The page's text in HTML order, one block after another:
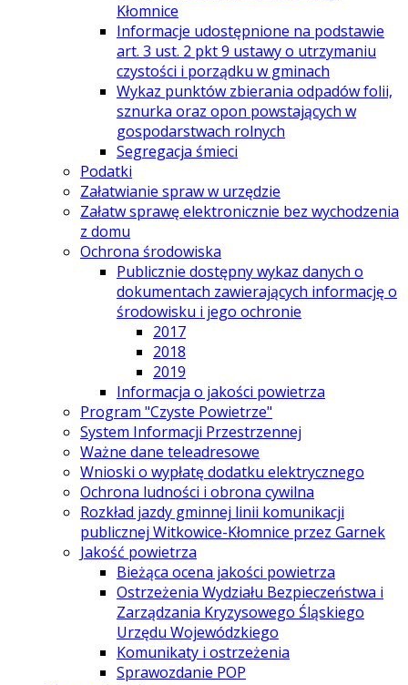
Kłomnice
Informacje udostępnione na podstawie
art. 3 ust. 2 pkt 9 ustawy o utrzymaniu
czystości i porządku w gminach
Wykaz punktów zbierania odpadów folii,
sznurka oraz opon powstających w
gospodarstwach rolnych
Segregacja śmieci
Podatki
Załatwianie spraw w urzędzie
Załatw sprawę elektronicznie bez wychodzenia
z domu
Ochrona środowiska
Publicznie dostępny wykaz danych o
dokumentach zawierających informację o
środowisku i jego ochronie
2017
2018
2019
Informacja o jakości powietrza
Program "Czyste Powietrze"
System Informacji Przestrzennej
Ważne dane teleadresowe
Wnioski o wypłatę dodatku elektrycznego
Ochrona ludności i obrona cywilna
Rozkład jazdy gminnej linii komunikacji
publicznej Witkowice-Kłomnice przez Garnek
Jakość powietrza
Bieżąca ocena jakości powietrza
Ostrzeżenia Wydziału Bezpieczeństwa i
Zarządzania Kryzysowego Śląskiego
Urzędu Wojewódzkiego
Komunikaty i ostrzeżenia
Sprawozdanie POP